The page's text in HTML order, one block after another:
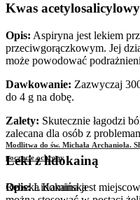
Modlitwa do św. Michała Archanioła.
poczucie ochrony
Rebeka Kamińska
Kwas
Opis: Aspiryna jest lekiem
przeciwgorączkowym. Jej
może powodować
Dawkowanie: Zazwyczaj
do 4 g na dobę.
Zalety: Skutecznie łagodzi
zalecana dla osób z
Leki z lidokainą
Opis:Lidokaina jest